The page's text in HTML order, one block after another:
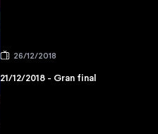
26/12/2018
21/12/2018 - Gran final